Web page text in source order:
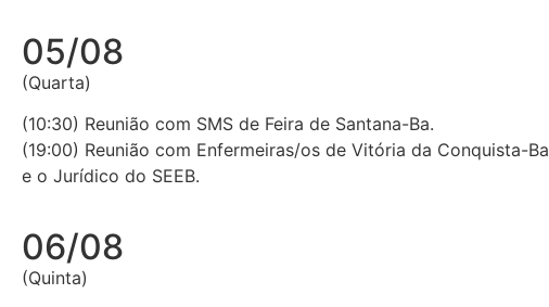
05/08
(Quarta)
(10:30) Reunião com SMS de Feira de Santana-Ba.
(19:00) Reunião com Enfermeiras/os de Vitória da Conquista-Ba
e o Jurídico do SEEB.
06/08
(Quinta)